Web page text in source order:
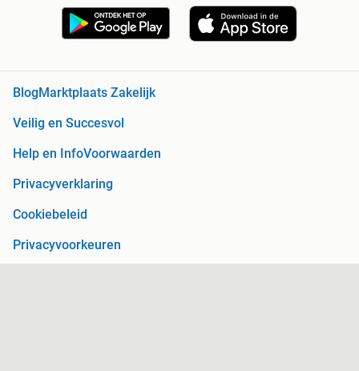
BlogMarktplaats Zakelijk
Veilig en Succesvol
Help en InfoVoorwaarden
Privacyverklaring
Cookiebeleid
Privacyvoorkeuren